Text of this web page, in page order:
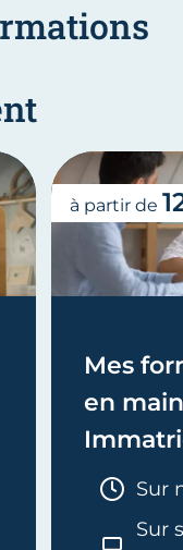
Mes
en
Sur
Sur
à partir de